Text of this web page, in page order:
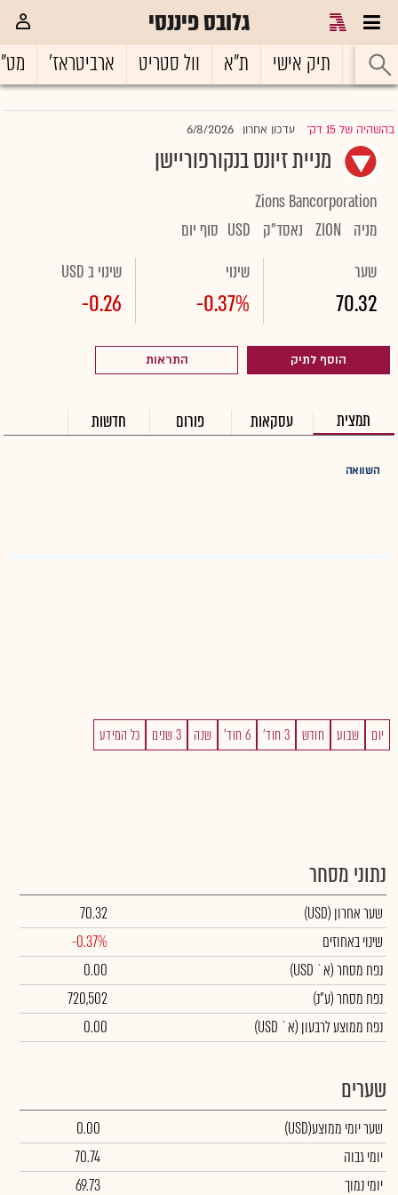
גלובס פיננסי
ראשי תיק אישי ת"א וול סטריט ארביטראז'
בהשהיה של 15 דק' |עדכון אחרון 6/8/2026
מניית זיונס בנקורפוריישן
Zions Bancorporation
מניה
ZION נאסד"ק USD סוף יום
שער
70.32
שינוי
-0.37%
שינוי ב USD
-0.26
הוסף לתיק התראות
תמצית עסקאות פורום חדשות
השוואה
יום שבוע חודש 3 חוד' 6 חוד' שנה 3 שנים כל המידע
נתוני מסחר
שער אחרון (USD)
70.32
שינוי באחוזים
-0.37%
נפח מסחר(א` USD)
0.00
נפח מסחר(ע"נ)
720,502
נפח ממוצע לרבעון (א` USD)
0.00
שערים
שער יומי ממוצע(USD)
0.00
יומי גבוה
70.74
יומי נמוך
69.73